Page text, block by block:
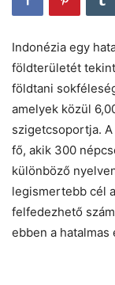
Indonézia egy
földterületét
földtani
amelyek közül
szigetcsoportja.
fő, akik 300
különböző
legismertebb cél
felfedezhető
ebben a hatalmas